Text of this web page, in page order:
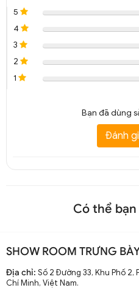
Đèn chùm thủy tinh Lindsey
5
4
3
2
1
Bạn đã dùng
Đánh
Có thể
SHOW ROOM TRƯNG
Địa chỉ: Số 2 Đường 33, Khu Phố
Chí Minh, Việt Nam.